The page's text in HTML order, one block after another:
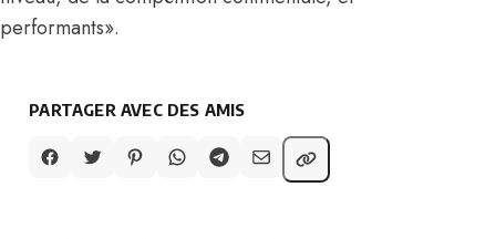
performants».
PARTAGER AVEC DES AMIS